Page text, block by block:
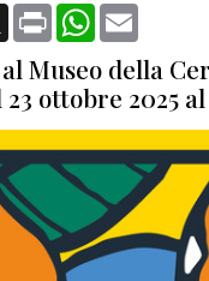
X Print WhatsApp
Email
Museo della
ottobre 2025